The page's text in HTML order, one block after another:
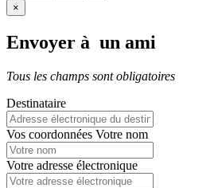
×
Envoyer à un ami
Tous les champs sont obligatoires
Destinataire
Vos coordonnées Votre nom
Votre adresse électronique